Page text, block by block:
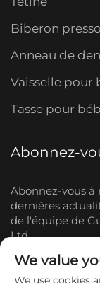
Biberon
Anneau de
Vaisselle pour
Tasse pour
Abonnez-
Abonnez-vous à
dernières
de l'équipe de
Ltd.
We value
We use cookies